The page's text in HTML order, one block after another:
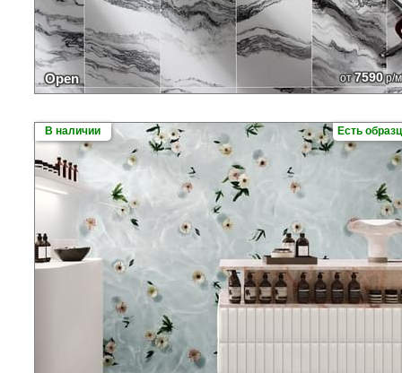
Open от7590р/
Есть
В наличии